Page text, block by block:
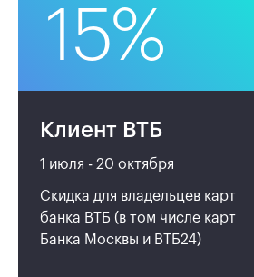
15%
Клиент ВТБ
1 июля - 20 октября
Скидка для владельцев карт
банка ВТБ (в том числе карт
Банка Москвы и ВТБ24)